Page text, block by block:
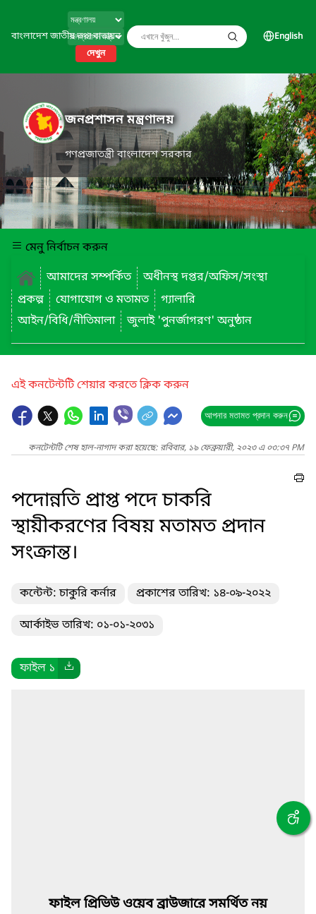
বাংলাদেশ জাতীয় তথ্য বাতায়ন
দেখুন
English
জনপ্রশাসন মন্ত্রণালয়
গণপ্রজাতন্ত্রী বাংলাদেশ সরকার
মেনু নির্বাচন করুন
আমাদের সম্পর্কিত
অধীনস্থ দপ্তর/অফিস/সংস্থা
প্রকল্প
যোগাযোগ ও মতামত
গ্যালারি
আইন/বিধি/নীতিমালা
জুলাই 'পুনর্জাগরণ' অনুষ্ঠান
এই কনটেন্টটি শেয়ার করতে ক্লিক করুন
আপনার মতামত প্রদান করুন
কনটেন্টটি শেষ হাল-নাগাদ করা হয়েছে: রবিবার, ১৯ ফেব্রুয়ারী, ২০২৩ এ ০৩:৩৭ PM
পদোন্নতি প্রাপ্ত পদে চাকরি
স্থায়ীকরণের বিষয় মতামত প্রদান
সংক্রান্ত।
কন্টেন্ট: চাকুরি কর্নার প্রকাশের তারিখ: ১৪-০৯-২০২২
আর্কাইভ তারিখ: ০১-০১-২০৩১
ফাইল ১
ফাইল প্রিভিউ ওয়েব ব্রাউজারে সমর্থিত নয়